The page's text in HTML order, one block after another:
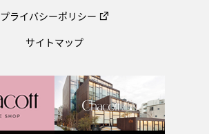
プライバシーポリシー
サイトマップ